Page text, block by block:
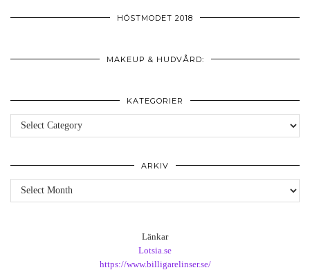
HÖSTMODET 2018
MAKEUP & HUDVÅRD:
KATEGORIER
Kategorier
ARKIV
Arkiv
Länkar
Lotsia.se
https://www.billigarelinser.se/